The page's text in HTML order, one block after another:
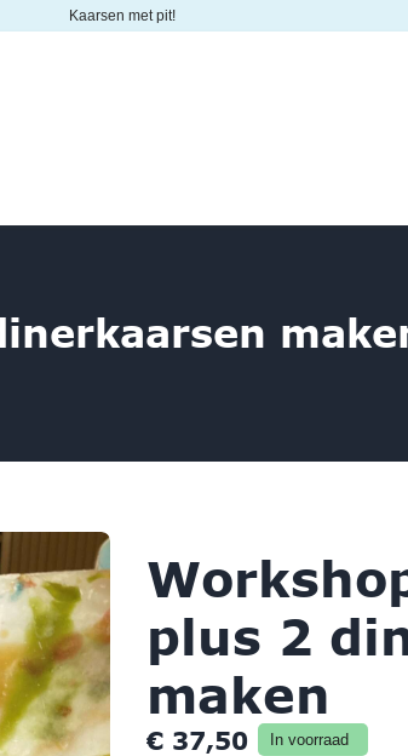
Kaarsen met pit!
plus 2
maken
€ 37,50 In voorraad